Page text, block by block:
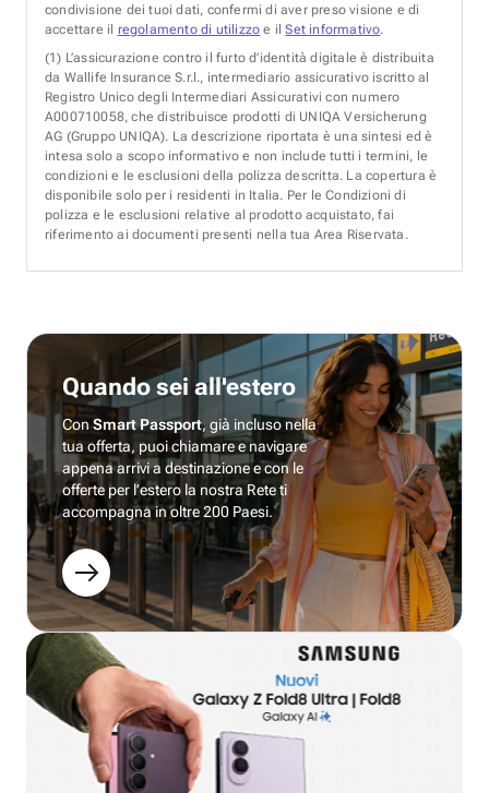
condivisione dei tuoi dati, confermi di aver preso visione e di
accettare il regolamento di utilizzo e ilSet informativo.
(1) L’assicurazione contro il furto d’identità digitale è distribuita
da Wallife Insurance S.r.l., intermediario assicurativo iscritto al
Registro Unico degli Intermediari Assicurativi con numero
A000710058, che distribuisce prodotti di UNIQA Versicherung
AG (Gruppo UNIQA). La descrizione riportata è una sintesi ed è
intesa solo a scopo informativo e non include tutti i termini, le
condizioni e le esclusioni della polizza descritta. La copertura è
disponibile solo per i residenti in Italia. Per le Condizioni di
polizza e le esclusioni relative al prodotto acquistato, fai
riferimento ai documenti presenti nella tua Area Riservata.
Quando sei all'estero
ConSmart Passport, già incluso nella
tua offerta, puoi chiamare e navigare
appena arrivi a destinazione e con le
offerte per l’estero la nostra Rete ti
accompagna in oltre 200 Paesi.